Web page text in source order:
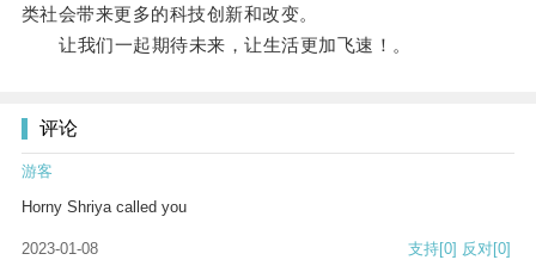
类社会带来更多的科技创新和改变。
让我们一起期待未来，让生活更加飞速！。
评论
游客
Horny Shriya called you
2023-01-08 支持[0] 反对[0]